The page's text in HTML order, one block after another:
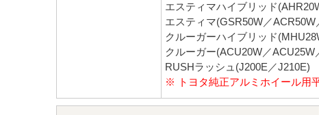
エスティマハイブリッド
エスティマ(GSR50W／
クルーガーハイブリッド
クルーガー(ACU20W／
RUSHラッシュ(J200E／J210E)
※ トヨタ純正アルミホイール用